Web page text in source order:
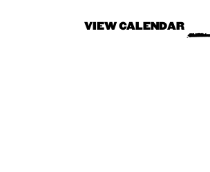
VIEW CALENDAR